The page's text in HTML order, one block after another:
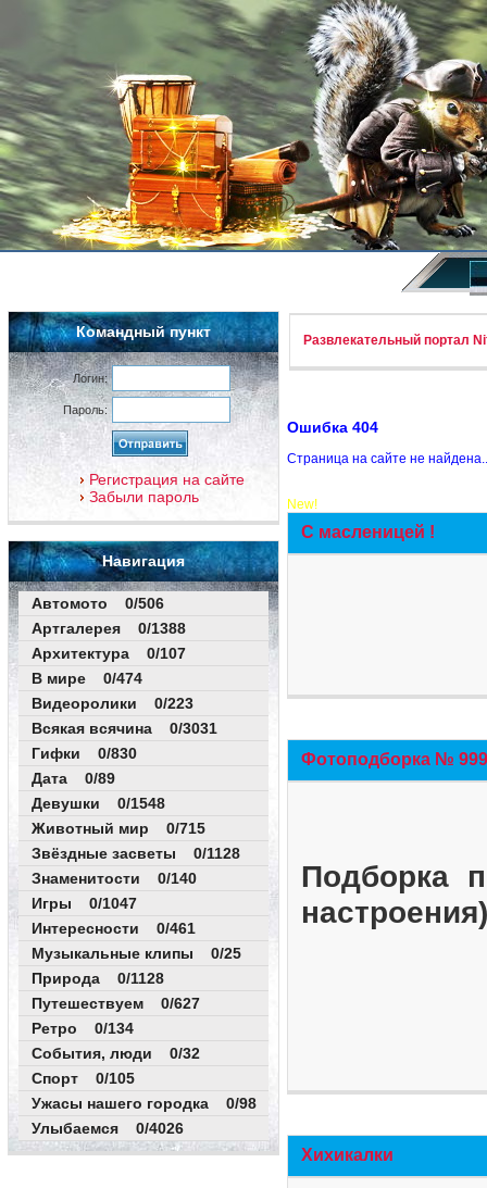
Командный пункт
Логин:
Пароль:
Регистрация на сайте
Забыли пароль
Навигация
Автомото 0/506
Артгалерея 0/1388
Архитектура 0/107
В мире 0/474
Видеоролики 0/223
Всякая всячина 0/3031
Гифки 0/830
Дата 0/89
Девушки 0/1548
Животный мир 0/715
Звёздные засветы 0/1128
Знаменитости 0/140
Игры 0/1047
Интересности 0/461
Музыкальные клипы 0/25
Природа 0/1128
Путешествуем 0/627
Ретро 0/134
События, люди 0/32
Спорт 0/105
Ужасы нашего городка 0/98
Улыбаемся 0/4026
Развлекательный портал
Ошибка 404
Страница на сайте не
New!
С масленицей !
Фотоподборка №
Подборка
Хихикалки